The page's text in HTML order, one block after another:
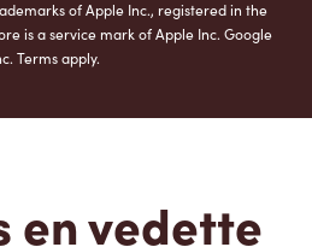
of Apple Inc., registered in the
is a service mark of Apple Inc. Google
Terms apply.
en vedette